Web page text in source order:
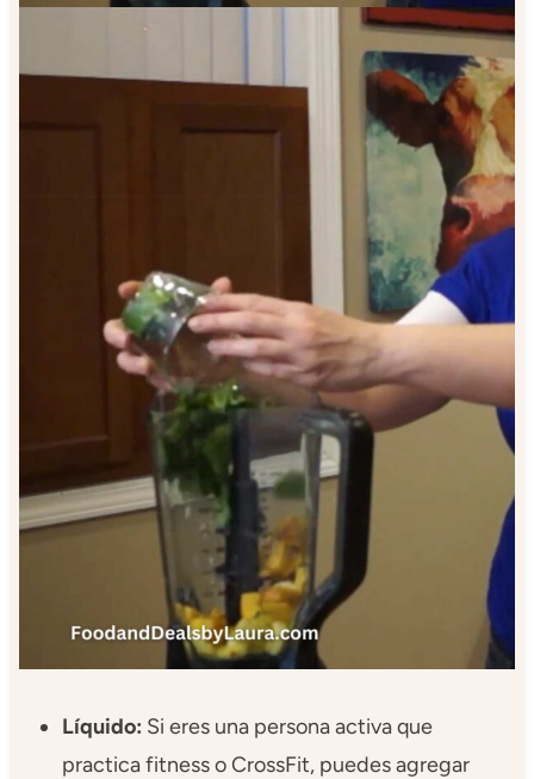
Líquido: Si eres una persona activa que
practica fitness o CrossFit, puedes agregar